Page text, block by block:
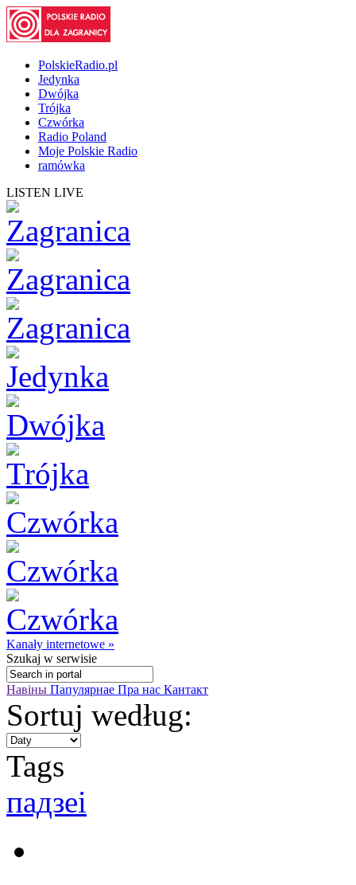
PolskieRadio.pl
Jedynka
Dwójka
Trójka
Czwórka
Radio Poland
Moje Polskie Radio
ramówka
LISTEN LIVE
Kanały internetowe »
Szukaj w serwisie
Навіны Папулярнае Пра нас Кантакт
Sortuj według:
Tags
падзеі